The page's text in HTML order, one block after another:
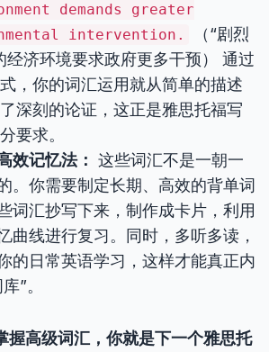
demands greater
intervention.
（“剧烈
经济环境要求政府更多干预） 通过
，你的词汇运用就从简单的描述
了深刻的论证，这正是雅思托福写
要求。
效记忆法： 这些词汇不是一朝一
。你需要制定长期、高效的背单词
词汇抄写下来，制作成卡片，利用
曲线进行复习。同时，多听多读，
的日常英语学习，这样才能真正内
”。
握高级词汇，你就是下一个雅思托